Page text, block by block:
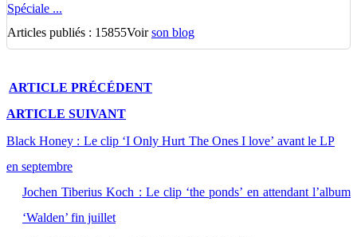
Spéciale ...
Articles publiés : 15855Voirson blog
ARTICLE PRÉCÉDENT
ARTICLE SUIVANT
Black Honey : Le clip ‘I Only Hurt The Ones I love’ avant le LP
en septembre
Jochen Tiberius Koch : Le clip ‘the ponds’ en attendant l’album
‘Walden’ fin juillet